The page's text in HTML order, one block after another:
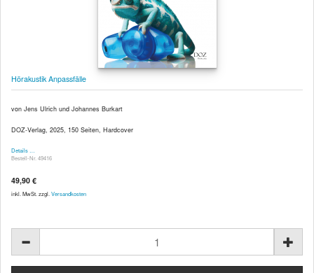
Hörakustik Anpassfälle
von Jens Ulrich und Johannes Burkart
DOZ-Verlag, 2025, 150 Seiten, Hardcover
Details …
Bestell-Nr. 49416
49,90 €
inkl. MwSt. zzgl. Versandkosten